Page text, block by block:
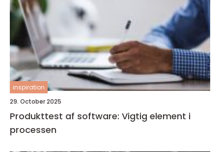
inspiration
29. October 2025
Produkttest af software: Vigtig element i
processen